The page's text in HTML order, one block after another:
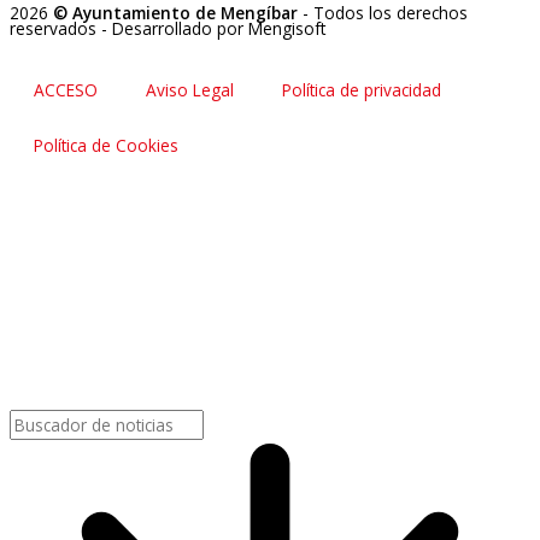
2026 © Ayuntamiento de Mengíbar - Todos los derechos
reservados - Desarrollado por Mengisoft
ACCESO Aviso Legal Política de privacidad
Política de Cookies
Buscar